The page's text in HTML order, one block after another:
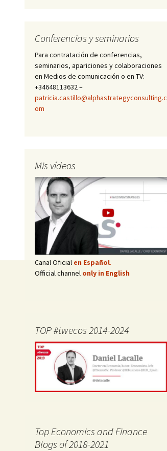
Conferencias y seminarios
Para contratación de conferencias,
seminarios, apariciones y colaboraciones
en Medios de comunicación o en TV:
+34648113632 –
patricia.castillo@alphastrategyconsulting.c
om
Mis vídeos
Canal Oficial en Español.
Official channel only in English
TOP #twecos 2014-2024
Top Economics and Finance
Blogs of 2018-2021